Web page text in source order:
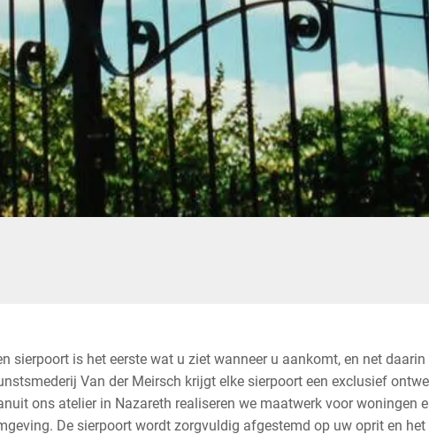
sierpoort is het eerste wat u ziet wanneer u aankomt, en net
Van der Meirsch krijgt elke sierpoort een exclusief
ons atelier in Nazareth realiseren we maatwerk voor woningen
De sierpoort wordt zorgvuldig afgestemd op uw oprit en